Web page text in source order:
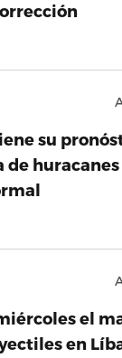
su
de
el
en